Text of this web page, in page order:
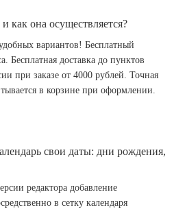
как она осуществляется?
вариантов! Бесплатный
Бесплатная доставка до пунктов
при заказе от 4000 рублей. Точная
в корзине при оформлении.
свои даты: дни рождения,
редактора добавление
в сетку календаря